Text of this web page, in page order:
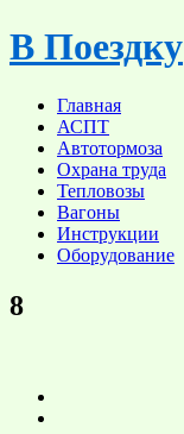
Skip
to
В Поездку
Главная
АСПТ
Автотормоза
Охрана труда
Тепловозы
Вагоны
Инструкции
Оборудование
8